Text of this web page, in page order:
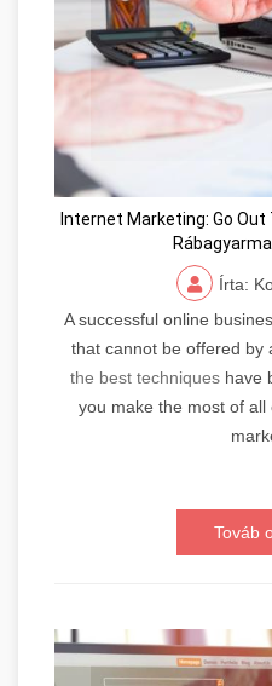
Internet Marketing: Go Out
Írta:
A successful online
that cannot be offered by
the best techniques have
you make the most of
Továb